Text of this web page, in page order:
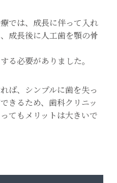
では、成長に伴って入れ
成長後に人工歯を顎の骨
る必要がありました。
ば、シンプルに歯を失っ
きるため、歯科クリニッ
てもメリットは大きいで